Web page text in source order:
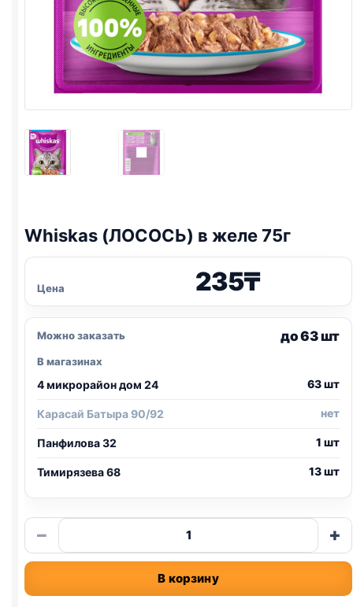
Whiskas (ЛОСОСЬ) в желе 75г
Цена 235₸
Можно заказать до 63 шт
В магазинах
4 микрорайон дом 24 63 шт
Карасай Батыра 90/92 нет
Панфилова 32 1 шт
Тимирязева 68 13 шт
−
Количество
товара
Whiskas
в
+
В корзину